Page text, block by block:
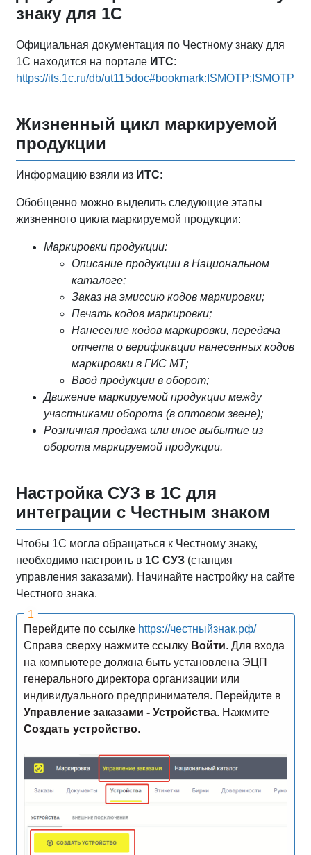
знаку для 1С
Официальная документация по Честному знаку для
1С находится на портале ИТС:
https://its.1c.ru/db/ut115doc#bookmark:ISMOTP:ISMOTP
Жизненный цикл маркируемой
продукции
Информацию взяли из ИТС:
Обобщенно можно выделить следующие этапы
жизненного цикла маркируемой продукции:
Маркировки продукции:
Описание продукции в Национальном
каталоге;
Заказ на эмиссию кодов маркировки;
Печать кодов маркировки;
Нанесение кодов маркировки, передача
отчета о верификации нанесенных кодов
маркировки в ГИС МТ;
Ввод продукции в оборот;
Движение маркируемой продукции между
участниками оборота (в оптовом звене);
Розничная продажа или иное выбытие из
оборота маркируемой продукции.
Настройка СУЗ в 1С для
интеграции с Честным знаком
Чтобы 1С могла обращаться к Честному знаку,
необходимо настроить в 1С СУЗ (станция
управления заказами). Начинайте настройку на сайте
Честного знака.
Перейдите по ссылке https://честныйзнак.рф/
Справа сверху нажмите ссылку Войти. Для входа
на компьютере должна быть установлена ЭЦП
генерального директора организации или
индивидуального предпринимателя. Перейдите в
Управление заказами - Устройства. Нажмите
Создать устройство.